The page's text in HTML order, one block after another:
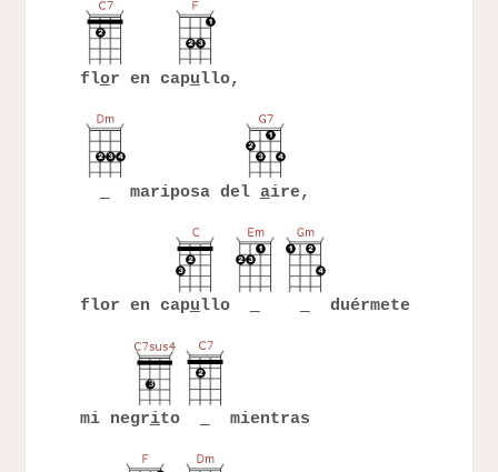
flor en capullo,
mariposa del aire,
flor en capullo duérmete
mi negrito mientras